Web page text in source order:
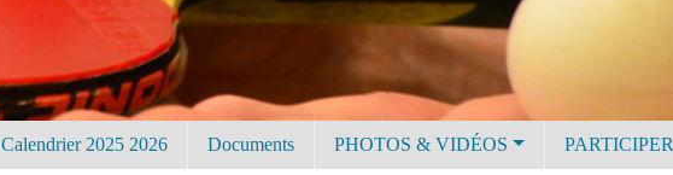
Calendrier 2025 2026 Documents PHOTOS & VIDÉOS PARTICIPER